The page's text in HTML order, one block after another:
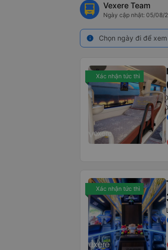
Vexere Team
Ngày cập nhật: 05/08/
info Chọn ngày đi để
Xác nhận tức thì
Xác nhận tức thì